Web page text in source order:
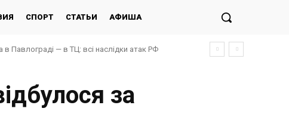
СПОРТ СТАТЬИ АФИША
в Павлограді — в ТЦ: всі наслідки атак РФ
за